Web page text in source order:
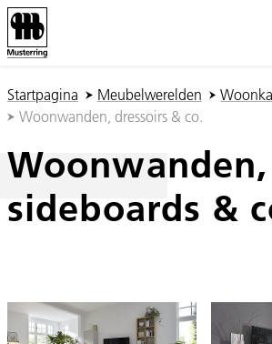
U ben hier:
Startpagina Meubelwerelden
Woonwanden, dressoirs & co.
Woonwanden,
sideboards &